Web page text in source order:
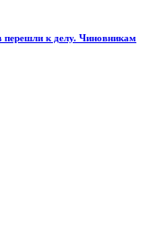
перешли к делу. Чиновникам